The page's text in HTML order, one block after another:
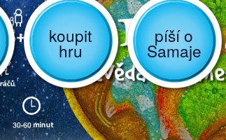
koupit
hru
píší o
Samaje